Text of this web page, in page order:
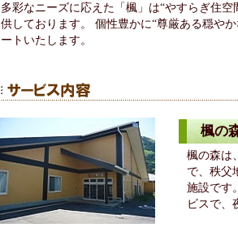
多彩なニーズに応えた「楓」は“やすらぎ住
供しております。 個性豊かに“尊厳ある穏や
ートいたします。
楓の
楓の森は
で、秩父
施設です
ビスで、